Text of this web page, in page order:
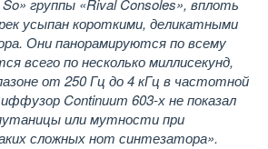
группы «Rival Consoles», вплоть
усыпан короткими, деликатными
Они панорамируются по всему
всего по несколько миллисекунд,
от 250 Гц до 4 кГц в частотной
Continuum 603-х не показал
или мутности при
сложных нот синтезатора».